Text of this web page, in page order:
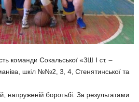
команди Сокальської «ЗШ I ст. –
шкіл №№2, 3, 4, Стенятинської та
напруженій боротьбі. За результатами